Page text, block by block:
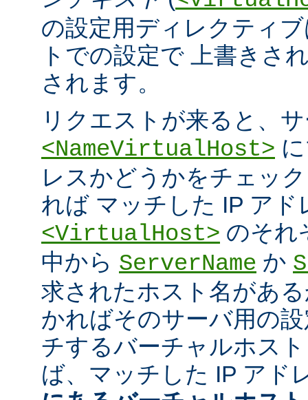
の設定用ディレクティ
トでの設定で 上書きさ
されます。
リクエストが来ると、
<NameVirtualHost>
レスかどうかをチェッ
れば マッチした IP アド
<VirtualHost> のそれ
中から ServerName か
求されたホスト名があ
かればそのサーバ用の
チするバーチャルホス
ば、マッチした IP アド